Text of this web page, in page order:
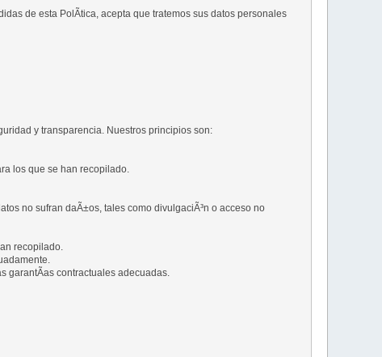
de esta PolÃ­tica, acepta que tratemos sus datos personales
y transparencia. Nuestros principios son:
los que se han recopilado.
no sufran daÃ±os, tales como divulgaciÃ³n o acceso no
recopilado.
garantÃ­as contractuales adecuadas.